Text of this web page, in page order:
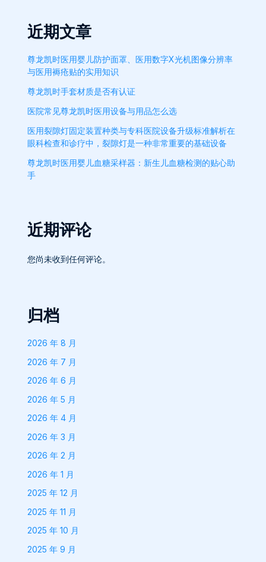
近期文章
尊龙凯时医用婴儿防护面罩、医用数字X光机图像分辨率
与医用褥疮贴的实用知识
尊龙凯时手套材质是否有认证
医院常见尊龙凯时医用设备与用品怎么选
医用裂隙灯固定装置种类与专科医院设备升级标准解析在
眼科检查和诊疗中，裂隙灯是一种非常重要的基础设备
尊龙凯时医用婴儿血糖采样器：新生儿血糖检测的贴心助
手
近期评论
您尚未收到任何评论。
归档
2026 年 8 月
2026 年 7 月
2026 年 6 月
2026 年 5 月
2026 年 4 月
2026 年 3 月
2026 年 2 月
2026 年 1 月
2025 年 12 月
2025 年 11 月
2025 年 10 月
2025 年 9 月